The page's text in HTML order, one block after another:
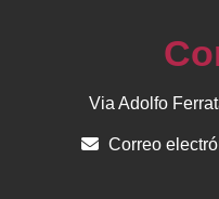
Via Adolfo
Correo